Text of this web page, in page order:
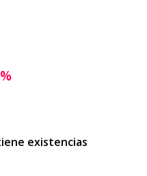
existencias